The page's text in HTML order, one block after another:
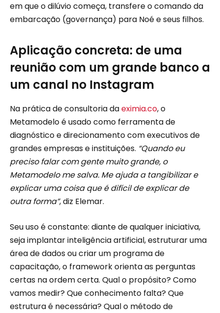
em que o dilúvio começa, transfere o comando da
embarcação (governança) para Noé e seus filhos.
Aplicação concreta: de uma
reunião com um grande banco a
um canal no Instagram
Na prática de consultoria daeximia.co, o
Metamodelo é usado como ferramenta de
diagnóstico e direcionamento com executivos de
grandes empresas e instituições. “Quando eu
preciso falar com gente muito grande, o
Metamodelo me salva. Me ajuda a tangibilizar e
explicar uma coisa que é difícil de explicar de
outra forma”, diz Elemar.
Seu uso é constante: diante de qualquer iniciativa,
seja implantar inteligência artificial, estruturar uma
área de dados ou criar um programa de
capacitação, o framework orienta as perguntas
certas na ordem certa. Qual o propósito? Como
vamos medir? Que conhecimento falta? Que
estrutura é necessária? Qual o método de